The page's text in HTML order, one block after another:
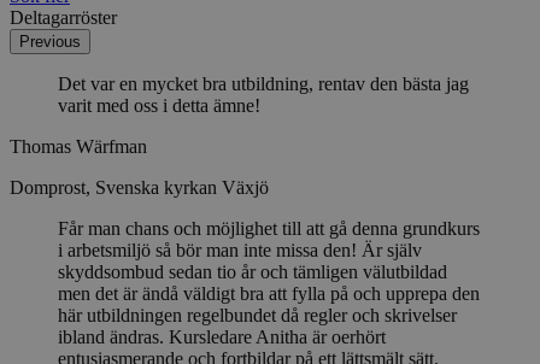
Deltagarröster
Previous
Det var en mycket bra utbildning, rentav den bästa jag
varit med oss i detta ämne!
Thomas Wärfman
Domprost, Svenska kyrkan Växjö
Får man chans och möjlighet till att gå denna grundkurs
i arbetsmiljö så bör man inte missa den! Är själv
skyddsombud sedan tio år och tämligen välutbildad
men det är ändå väldigt bra att fylla på och upprepa den
här utbildningen regelbundet då regler och skrivelser
ibland ändras. Kursledare Anitha är oerhört
entusiasmerande och fortbildar på ett lättsmält sätt.